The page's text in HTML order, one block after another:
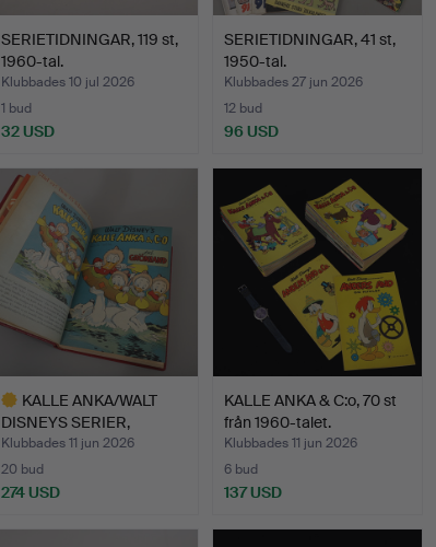
SERIETIDNINGAR, 119 st,
1960-tal.
Klubbades 10 jul 2026
1 bud
32 USD
SERIETIDNINGAR, 41 st,
1950-tal.
Klubbades 27 jun 2026
12 bud
96 USD
KALLE ANKA/WALT
DISNEYS SERIER,
inbunden å…
Klubbades 11 jun 2026
20 bud
274 USD
KALLE ANKA & C:o, 70 st
från 1960-talet.
Klubbades 11 jun 2026
6 bud
137 USD